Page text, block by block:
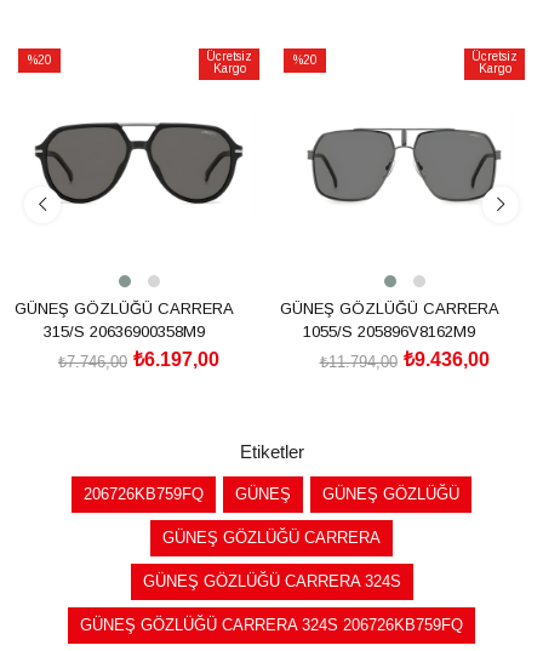
%20
Ücretsiz
Kargo
GÜNEŞ GÖZLÜĞÜ CARRERA
315/S 20636900358M9
₺6.197,00
₺7.746,00
%20
Ücretsiz
Kargo
GÜNEŞ GÖZLÜĞÜ CARRERA
1055/S 205896V8162M9
₺9.436,00
₺11.794,00
Etiketler
206726KB759FQ GÜNEŞ GÜNEŞ GÖZLÜĞÜ
GÜNEŞ GÖZLÜĞÜ CARRERA
GÜNEŞ GÖZLÜĞÜ CARRERA 324S
GÜNEŞ GÖZLÜĞÜ CARRERA 324S 206726KB759FQ